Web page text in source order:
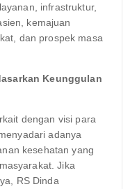
infrastruktur,
kemajuan
dan prospek masa
Keunggulan
dengan visi para
adanya
kesehatan yang
Jika
RS Dinda